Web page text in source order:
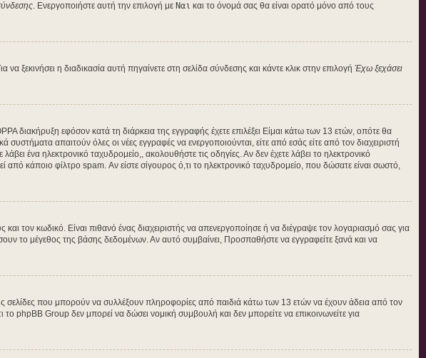
. Ενεργοποιήστε αυτή την επιλογή με Ναι και το όνομά σας θα είναι ορατό μόνο από τους
η διαδικασία αυτή πηγαίνετε στη σελίδα σύνδεσης και κάντε κλικ στην επιλογή Έχω ξεχάσει
διακήρυξη εφόσον κατά τη διάρκεια της εγγραφής έχετε επιλέξει Είμαι κάτω των 13 ετών, οπότε θα
απαιτούν όλες οι νέες εγγραφές να ενεργοποιούνται, είτε από εσάς είτε από τον διαχειριστή
ένα ηλεκτρονικό ταχυδρομείο,, ακολουθήστε τις οδηγίες. Αν δεν έχετε λάβει το ηλεκτρονικό
από κάποιο φίλτρο spam. Αν είστε σίγουρος ό,τι το ηλεκτρονικό ταχυδρομείο, που δώσατε είναι σωστό,
τον κωδικό. Είναι πιθανό ένας διαχειριστής να απενεργοποίησε ή να διέγραψε τον λογαριασμό σας για
το μέγεθος της βάσης δεδομένων. Αν αυτό συμβαίνει, Προσπαθήστε να εγγραφείτε ξανά και να
σελίδες που μπορούν να συλλέξουν πληροφορίες από παιδιά κάτω των 13 ετών να έχουν άδεια από τον
Group δεν μπορεί να δώσει νομική συμβουλή και δεν μπορείτε να επικοινωνείτε για